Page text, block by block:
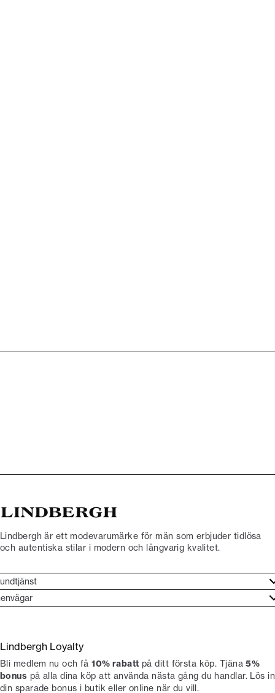
Lindbergh är ett modevarumärke för män som erbjuder tidlösa
och autentiska stilar i modern och långvarig kvalitet.
köp
Lindbergh-ambassadör
Lindbergh Loyalty
Bli medlem nu och få10% rabatt på ditt första köp. Tjäna5%
bonus på alla dina köp att använda nästa gång du handlar. Lös in
din sparade bonus i butik eller online när du vill.